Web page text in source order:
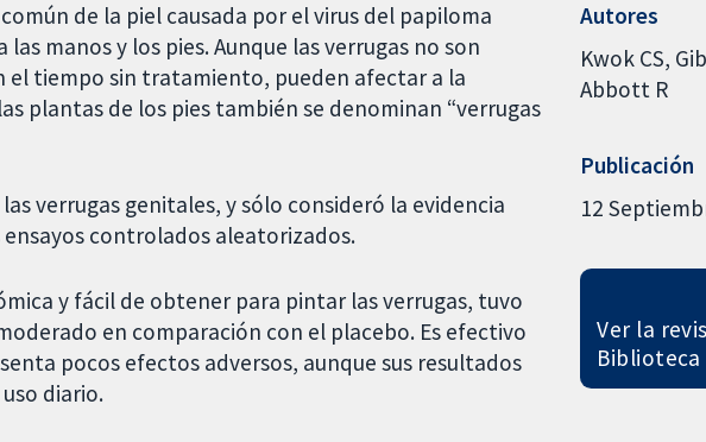
de la piel causada por el virus del papiloma
manos y los pies. Aunque las verrugas no son
el tiempo sin tratamiento, pueden afectar a la
plantas de los pies también se denominan “verrugas
verrugas genitales, y sólo consideró la evidencia
controlados aleatorizados.
y fácil de obtener para pintar las verrugas, tuvo
en comparación con el placebo. Es efectivo
pocos efectos adversos, aunque sus resultados
diario.
Autores
Kwok CS
Abbott R
Publicación
12
Ver la
Biblioteca